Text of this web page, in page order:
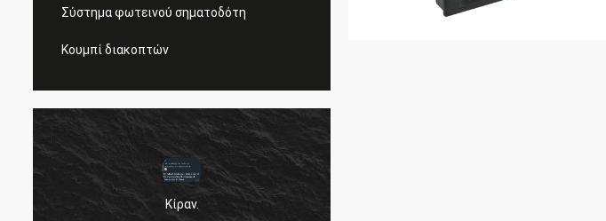
Σύστημα φωτεινού σηματοδότη
Κουμπί διακοπτών
Κίραν.